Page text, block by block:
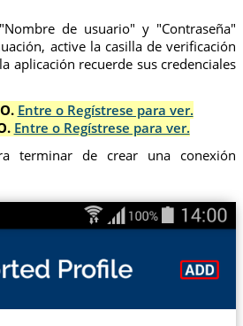
de usuario" y "Contraseña"
active la casilla de verificación
aplicación recuerde sus credenciales
Entre o Regístrese para ver.
Entre o Regístrese para ver.
terminar de crear una conexión